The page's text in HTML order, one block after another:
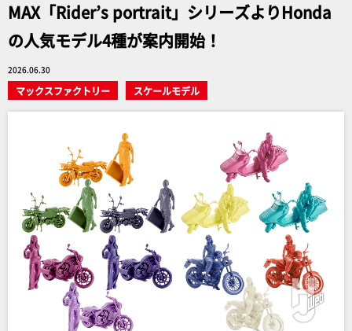
MAX「Rider’s portrait」シリーズよりHonda
の人気モデル4種が案内開始！
2026.06.30
マックスファクトリー スケールモデル